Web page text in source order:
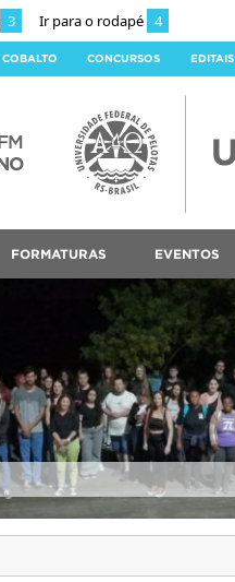
3 Ir para o rodapé 4
COBALTO CONCURSOS EDITAIS
FORMATURAS EVENTOS